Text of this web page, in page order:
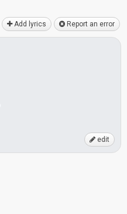
Add lyrics Report an error
edit